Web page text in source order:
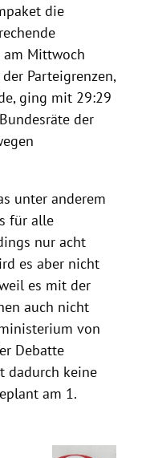
die
Mittwoch
Parteigrenzen,
ging mit 29:29
der
unter anderem
für alle
nur acht
es aber nicht
es mit der
auch nicht
von
Debatte
dadurch keine
am 1.